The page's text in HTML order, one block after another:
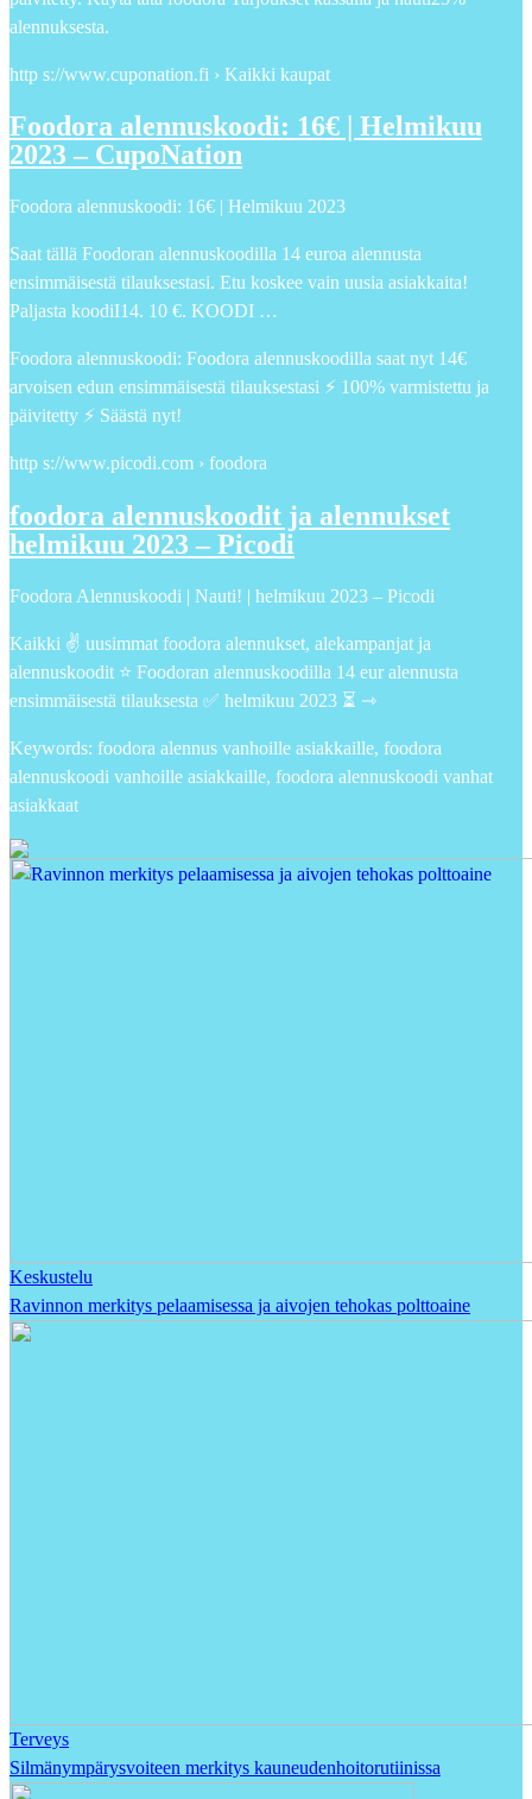
alennuksesta.
http s://www.cuponation.fi › Kaikki kaupat
Foodora alennuskoodi: 16€ | Helmikuu
2023 – CupoNation
Foodora alennuskoodi: 16€ | Helmikuu 2023
Saat tällä Foodoran alennuskoodilla 14 euroa alennusta
ensimmäisestä tilauksestasi. Etu koskee vain uusia asiakkaita!
Paljasta koodiI14. 10 €. KOODI …
Foodora alennuskoodi: Foodora alennuskoodilla saat nyt 14€
arvoisen edun ensimmäisestä tilauksestasi ⚡ 100% varmistettu ja
päivitetty ⚡ Säästä nyt!
http s://www.picodi.com › foodora
foodora alennuskoodit ja alennukset
helmikuu 2023 – Picodi
Foodora Alennuskoodi | Nauti! | helmikuu 2023 – Picodi
Kaikki ✌ uusimmat foodora alennukset, alekampanjat ja
alennuskoodit ⭐ Foodoran alennuskoodilla 14 eur alennusta
ensimmäisestä tilauksesta ✅ helmikuu 2023 ⏳ ⇾
Keywords: foodora alennus vanhoille asiakkaille, foodora
alennuskoodi vanhoille asiakkaille, foodora alennuskoodi vanhat
asiakkaat
Keskustelu
Ravinnon merkitys pelaamisessa ja aivojen tehokas polttoaine
Terveys
Silmänympärysvoiteen merkitys kauneudenhoitorutiinissa